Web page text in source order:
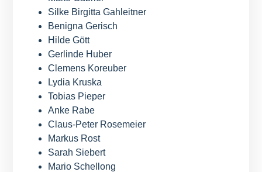
Silke Birgitta Gahleitner
Benigna Gerisch
Hilde Gött
Gerlinde Huber
Clemens Koreuber
Lydia Kruska
Tobias Pieper
Anke Rabe
Claus-Peter Rosemeier
Markus Rost
Sarah Siebert
Mario Schellong